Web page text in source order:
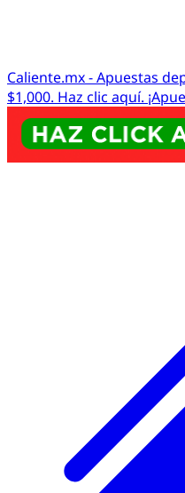
Caliente.mx - Apuestas
$1,000. Haz clic aquí.